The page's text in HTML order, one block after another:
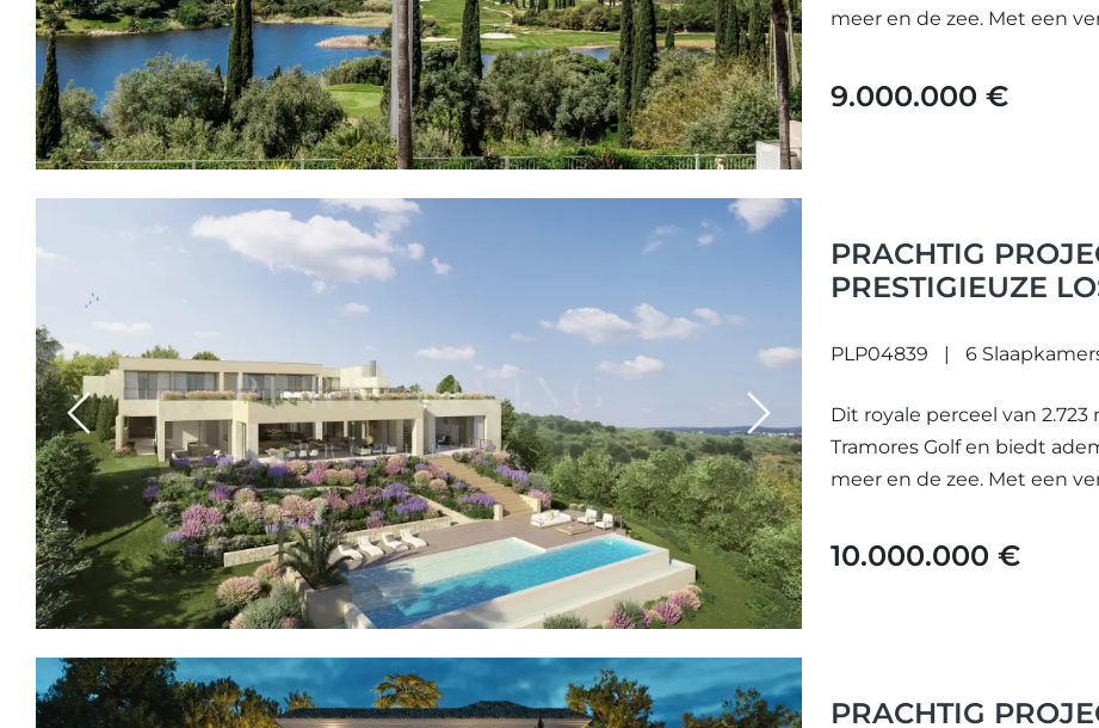
meer en de zee. Met een
9.000.000 €
Previous Next
PRACHTIG
PRESTIGIEUZE
PLP04839 6
Dit royale perceel van
Tramores Golf en biedt
meer en de zee. Met een
10.000.000 €
PRACHTIG